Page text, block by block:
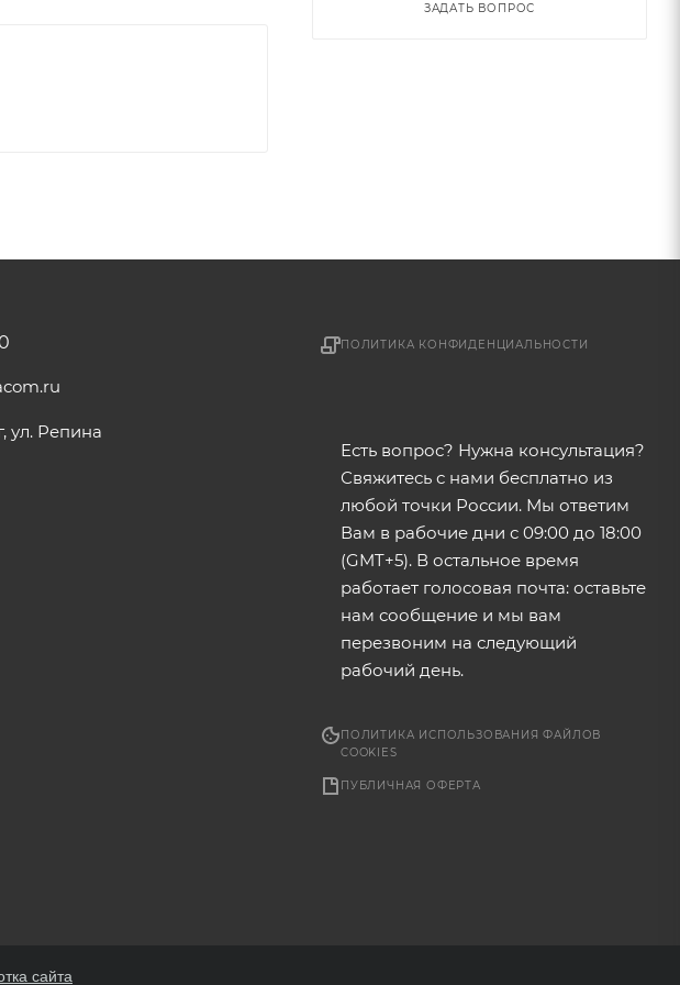
ЗАДАТЬ ВОПРОС
ул. Репина
ПОЛИТИКА КОНФИДЕНЦИАЛЬНОСТИ
Есть вопрос? Нужна консультация?
Свяжитесь с нами бесплатно из
любой точки России. Мы ответим
Вам в рабочие дни с 09:00 до 18:00
(GMT+5). В остальное время
работает голосовая почта: оставьте
нам сообщение и мы вам
перезвоним на следующий
рабочий день.
ПОЛИТИКА ИСПОЛЬЗОВАНИЯ ФАЙЛОВ
COOKIES
ПУБЛИЧНАЯ ОФЕРТА
сайта